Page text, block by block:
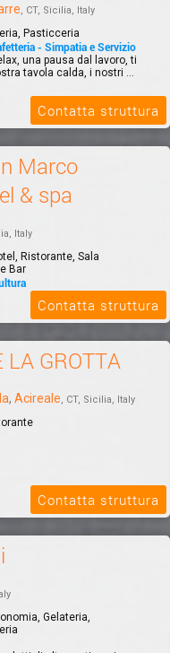
, CT, Sicilia, Italy
Pasticceria
- Simpatia e Servizio
una pausa dal lavoro, ti
tavola calda, i nostri ...
Contatta struttura
Marco
& spa
Italy
Ristorante, Sala
Bar
charming hotel & Spa,
4 ettari, a soli 100 metri
Contatta struttura
LA GROTTA
, Acireale, CT, Sicilia, Italy
Contatta struttura
Gelateria,